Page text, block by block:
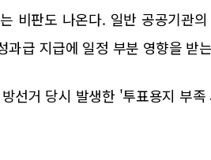
비판도 나온다. 일반 공공기관
과급 지급에 일정 부분 영향을 받
선거 당시 발생한 '투표용지 부